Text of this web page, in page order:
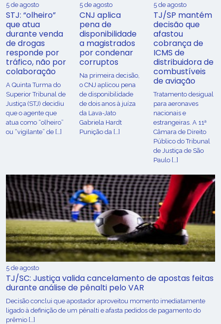
5 de agosto
STJ: “olheiro”
que atua
durante venda
de drogas
responde por
tráfico, não por
colaboração
A Quinta Turma do
Superior Tribunal de
Justiça (STJ) decidiu
que o agente que
atua como “olheiro”
ou “vigilante” de […]
5 de agosto
CNJ aplica
pena de
disponibilidade
a magistrados
por condenar
corruptos
Na primeira decisão,
o CNJ aplicou pena
de disponibilidade
de dois anos à juíza
da Lava-Jato
Gabriela Hardt
Punição da […]
5 de agosto
TJ/SP mantém
decisão que
afastou
cobrança de
ICMS de
distribuidora de
combustíveis
de aviação
Tratamento desigual
para aeronaves
nacionais e
estrangeiras. A 11ª
Câmara de Direito
Público do Tribunal
de Justiça de São
Paulo […]
5 de agosto
TJ/SC: Justiça valida cancelamento de apostas feitas
durante análise de pênalti pelo VAR
Decisão conclui que apostador aproveitou momento imediatamente
ligado à definição de um pênalti e afasta pedidos de pagamento do
prêmio […]